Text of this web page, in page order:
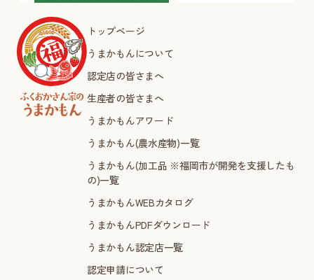
トップページ
うまかもんについて
認定店の皆さまへ
生産者の皆さまへ
うまかもんアワード
うまかもん(農水産物)一覧
うまかもん(加工品 ※福岡市が開発を支援したも
の)一覧
うまかもんWEBカタログ
うまかもんPDFダウンロード
うまかもん認定店一覧
認定申請について